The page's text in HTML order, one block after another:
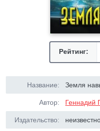
Рейтинг:
Название: Земля
Автор: Геннадий
Издательство: